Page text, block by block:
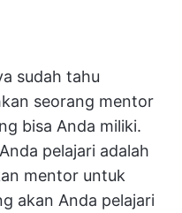
sudah tahu
seorang mentor
bisa Anda miliki.
pelajari adalah
mentor untuk
akan Anda pelajari